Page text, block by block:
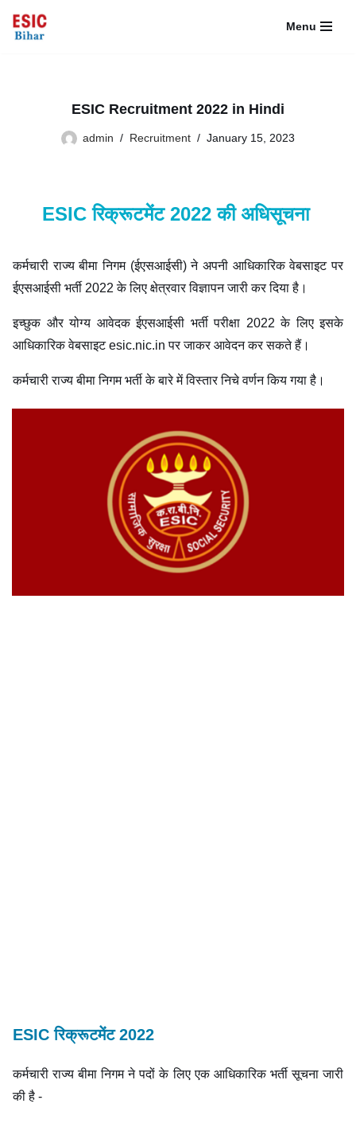
Skip
Menu
ESIC Recruitment 2022 in Hindi
admin Recruitment January 15, 2023
ESIC रिक्रूटमेंट 2022 की अधिसूचना
कर्मचारी राज्य बीमा निगम (ईएसआईसी) ने अपनी आधिकारिक वेबसाइट पर
ईएसआईसी भर्ती 2022 के लिए क्षेत्रवार विज्ञापन जारी कर दिया है।
इच्छुक और योग्य आवेदक ईएसआईसी भर्ती परीक्षा 2022 के लिए इसके
आधिकारिक वेबसाइट esic.nic.in पर जाकर आवेदन कर सकते हैं।
कर्मचारी राज्य बीमा निगम भर्ती के बारे में विस्तार निचे वर्णन किय गया है।
ESIC रिक्रूटमेंट 2022
कर्मचारी राज्य बीमा निगम ने पदों के लिए एक आधिकारिक भर्ती सूचना जारी
की है -